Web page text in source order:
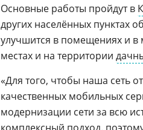
Основные работы пройдут в
других населённых пунктах
улучшится в помещениях и в
местах и на территории
«Для того, чтобы наша сеть
качественных мобильных
модернизации сети за всю